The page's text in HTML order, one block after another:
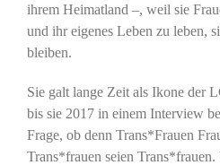
ihrem Heimatland –, weil sie
und ihr eigenes Leben zu leben,
bleiben.
Sie galt lange Zeit als Ikone der
bis sie 2017 in einem Interview
Frage, ob denn Trans*Frauen
Trans*frauen seien